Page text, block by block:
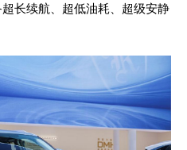
长续航、超低油耗、超级安静